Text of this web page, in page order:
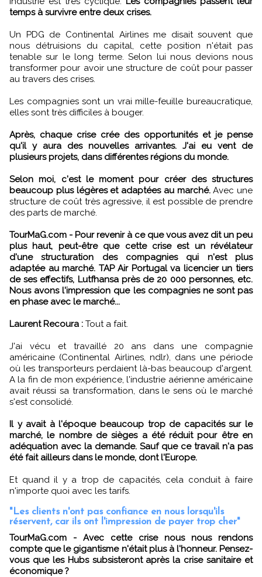
temps à survivre entre deux crises.
Un PDG de Continental Airlines me disait souvent que
nous détruisions du capital, cette position n'était pas
tenable sur le long terme. Selon lui nous devions nous
transformer pour avoir une structure de coût pour passer
au travers des crises.
Les compagnies sont un vrai mille-feuille bureaucratique,
elles sont très difficiles à bouger.
Après, chaque crise crée des opportunités et je pense
qu'il y aura des nouvelles arrivantes. J'ai eu vent de
plusieurs projets, dans différentes régions du monde.
Selon moi, c'est le moment pour créer des structures
beaucoup plus légères et adaptées au marché.Avec une
structure de coût très agressive, il est possible de prendre
des parts de marché.
TourMaG.com - Pour revenir à ce que vous avez dit un peu
plus haut, peut-être que cette crise est un révélateur
d'une structuration des compagnies qui n'est plus
adaptée au marché. TAP Air Portugal va licencier un tiers
de ses effectifs, Lutfhansa près de 20 000 personnes, etc.
Nous avons l'impression que les compagnies ne sont pas
en phase avec le marché...
Laurent Recoura : Tout a fait.
J'ai vécu et travaillé 20 ans dans une compagnie
américaine (Continental Airlines, ndlr), dans une période
où les transporteurs perdaient là-bas beaucoup d'argent.
A la fin de mon expérience, l'industrie aérienne américaine
avait réussi sa transformation, dans le sens où le marché
s'est consolidé.
Il y avait à l'époque beaucoup trop de capacités sur le
marché, le nombre de sièges a été réduit pour être en
adéquation avec la demande. Sauf que ce travail n'a pas
été fait ailleurs dans le monde, dont l'Europe.
Et quand il y a trop de capacités, cela conduit à faire
n'importe quoi avec les tarifs.
"Les clients n'ont pas confiance en nous lorsqu'ils
réservent, car ils ont l'impression de payer trop cher"
TourMaG.com - Avec cette crise nous nous rendons
compte que le gigantisme n'était plus à l'honneur. Pensez-
vous que les Hubs subsisteront après la crise sanitaire et
économique ?